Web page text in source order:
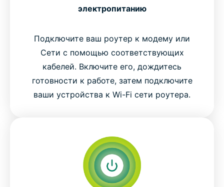
электропитанию
Подключите ваш роутер к модему или
Сети с помощью соответствующих
кабелей. Включите его, дождитесь
готовности к работе, затем подключите
ваши устройства к Wi-Fi сети роутера.